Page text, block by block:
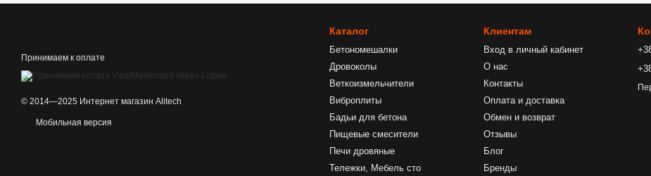
Принимаем к оплате
© 2014—2025 Интернет магазин Alitech
Мобильная версия
Каталог
Бетономешалки
Дровоколы
Веткоизмельчители
Виброплиты
Бадьи для бетона
Пищевые смесители
Печи дровяные
Тележки, Мебель сто
Клиентам
Вход в личный кабинет
О нас
Контакты
Оплата и доставка
Обмен и возврат
Отзывы
Блог
Бренды